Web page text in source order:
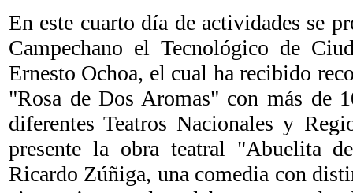
En este cuarto día de actividades se
Campechano el Tecnológico de
Ernesto Ochoa, el cual ha recibido
"Rosa de Dos Aromas" con más de
diferentes Teatros Nacionales y
presente la obra teatral "Abuelita
Ricardo Zúñiga, una comedia con